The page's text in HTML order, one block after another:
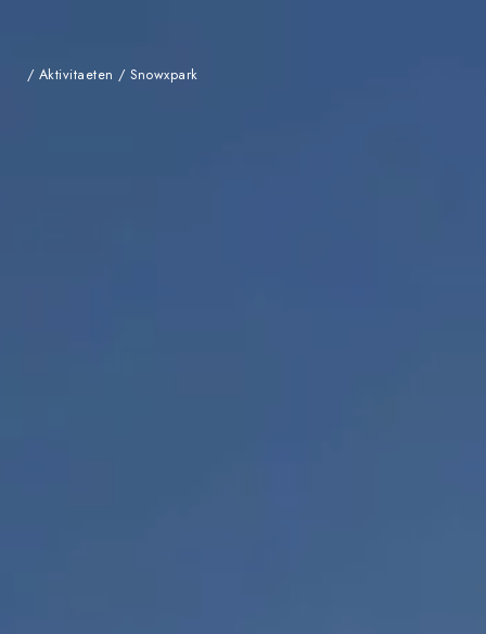
/ Aktivitaeten / Snowxpark